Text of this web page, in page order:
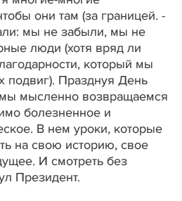
они там (за границей. -
мы не забыли, мы не
люди (хотя вряд ли
который мы
подвиг). Празднуя День
мысленно возвращаемся
болезненное и
В нем уроки, которые
на свою историю, свое
И смотреть без
Президент.